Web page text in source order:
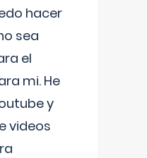
hacer
sea
el
mi. He
y
videos